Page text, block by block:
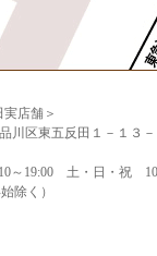
店舗＞
川区東五反田１－１３
～19:00 土・日・祝
除く）